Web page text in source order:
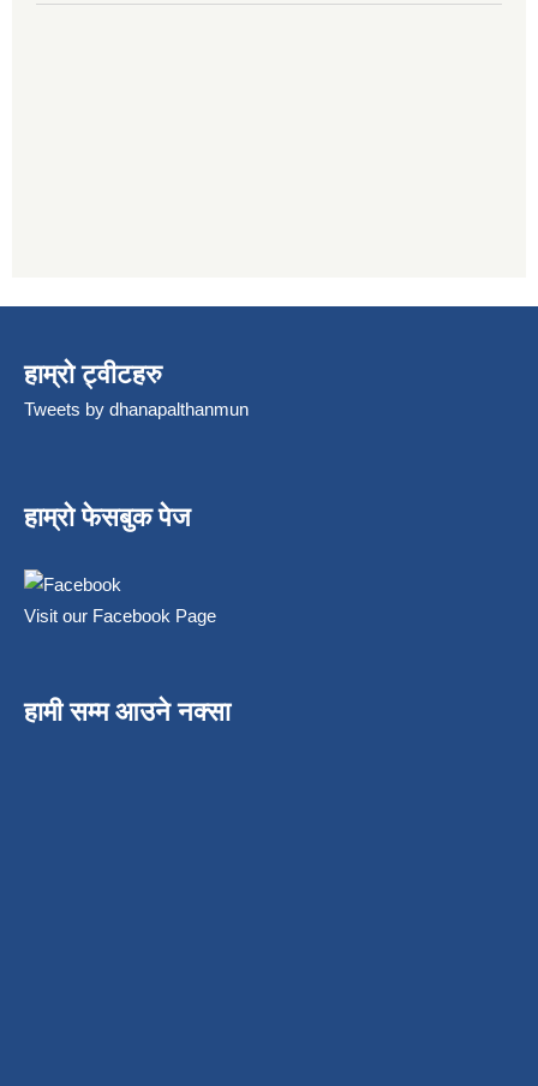
हाम्रो ट्वीटहरु
Tweets by dhanapalthanmun
हाम्रो फेसबुक पेज
Visit our Facebook Page
हामी सम्म आउने नक्सा